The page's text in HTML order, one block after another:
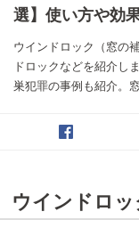
選】使い方や効
ウインドロック（窓の
ドロックなどを紹介し
巣犯罪の事例も紹介。
ウインドロッ